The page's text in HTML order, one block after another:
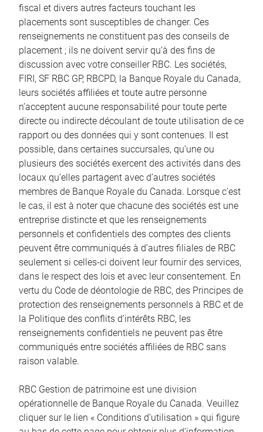
fiscal et divers autres facteurs touchant les
placements sont susceptibles de changer. Ces
renseignements ne constituent pas des conseils de
placement ; ils ne doivent servir qu’à des fins de
discussion avec votre conseiller RBC. Les sociétés,
FIRI, SF RBC GP, RBCPD, la Banque Royale du Canada,
leurs sociétés affiliées et toute autre personne
n’acceptent aucune responsabilité pour toute perte
directe ou indirecte découlant de toute utilisation de ce
rapport ou des données qui y sont contenues. Il est
possible, dans certaines succursales, qu’une ou
plusieurs des sociétés exercent des activités dans des
locaux qu’elles partagent avec d’autres sociétés
membres de Banque Royale du Canada. Lorsque c’est
le cas, il est à noter que chacune des sociétés est une
entreprise distincte et que les renseignements
personnels et confidentiels des comptes des clients
peuvent être communiqués à d’autres filiales de RBC
seulement si celles-ci doivent leur fournir des services,
dans le respect des lois et avec leur consentement. En
vertu du Code de déontologie de RBC, des Principes de
protection des renseignements personnels à RBC et de
la Politique des conflits d’intérêts RBC, les
renseignements confidentiels ne peuvent pas être
communiqués entre sociétés affiliées de RBC sans
raison valable.
RBC Gestion de patrimoine est une division
opérationnelle de Banque Royale du Canada. Veuillez
cliquer sur le lien « Conditions d’utilisation » qui figure